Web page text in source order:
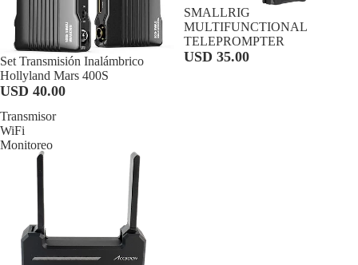
Set Transmisión Inalámbrico
Hollyland Mars 400S
USD 40.00
SMALLRIG
MULTIFUNCTIONAL
TELEPROMPTER
USD 35.00
Transmisor
WiFi
Monitoreo